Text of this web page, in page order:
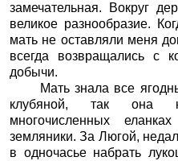
замечательная. Вокруг
великое разнообразие.
мать не оставляли меня
всегда возвращались с
добычи.
Мать знала все
клубяной, так она
многочисленных
земляники. За Люгой,
в одночасье набрать